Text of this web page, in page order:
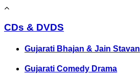
CDs & DVDS
Gujarati Bhajan & Jain Stavan
Gujarati Comedy Drama